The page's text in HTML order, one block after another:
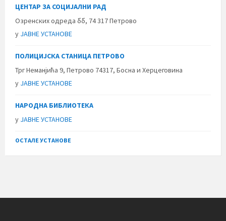
ЦЕНТАР ЗА СОЦИЈАЛНИ РАД
Озренских одреда бб, 74 317 Петрово
у ЈАВНЕ УСТАНОВЕ
ПОЛИЦИЈСКА СТАНИЦА ПЕТРОВО
Трг Неманјића 9, Петрово 74317, Босна и Херцеговина
у ЈАВНЕ УСТАНОВЕ
НАРОДНА БИБЛИОТЕКА
у ЈАВНЕ УСТАНОВЕ
ОСТАЛЕ УСТАНОВЕ